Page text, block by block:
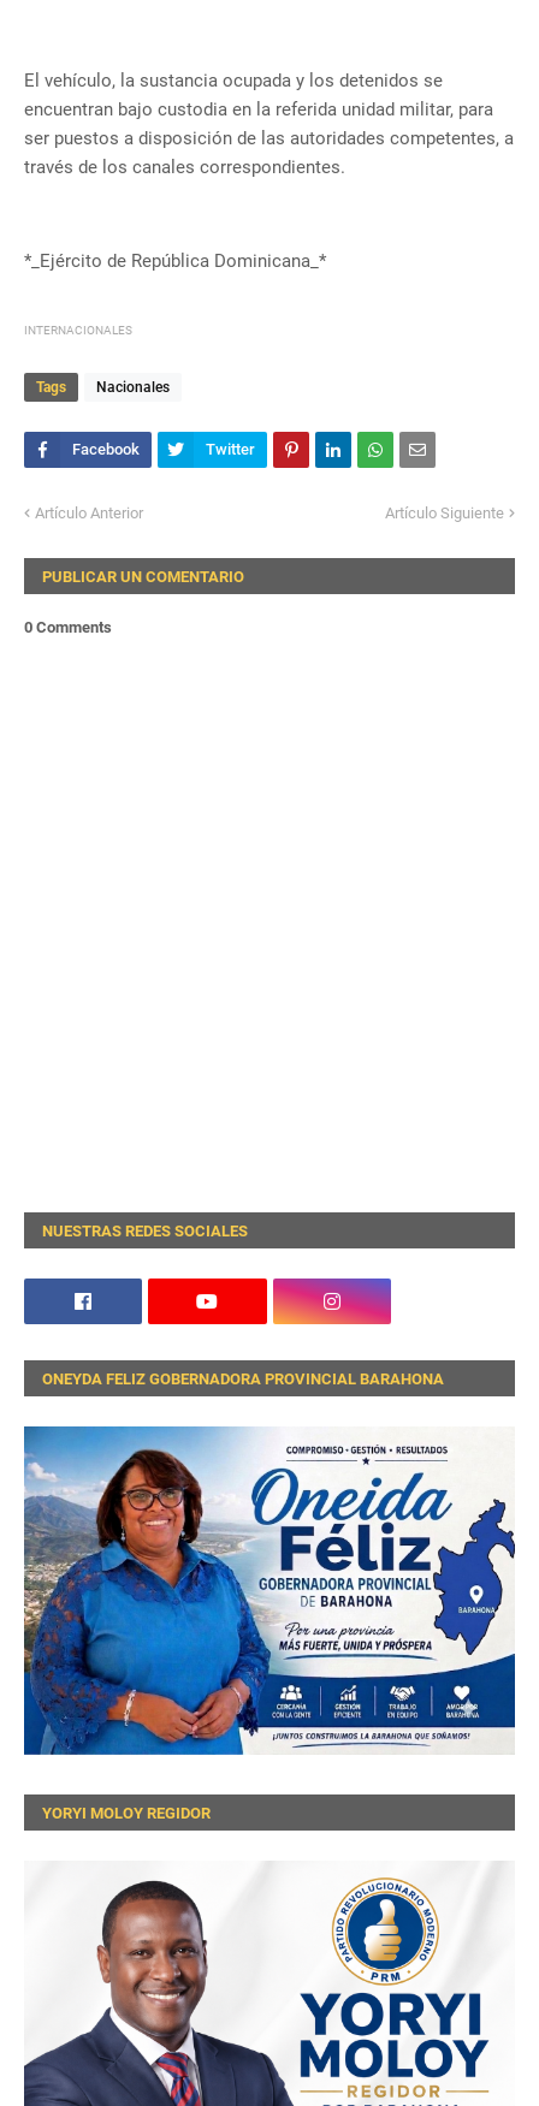
El vehículo, la sustancia ocupada y los detenidos se
encuentran bajo custodia en la referida unidad militar, para
ser puestos a disposición de las autoridades competentes, a
través de los canales correspondientes.
*_Ejército de República Dominicana_*
INTERNACIONALES
Tags Nacionales
Artículo Anterior Artículo Siguiente
PUBLICAR UN COMENTARIO
0 Comments
NUESTRAS REDES SOCIALES
ONEYDA FELIZ GOBERNADORA PROVINCIAL BARAHONA
YORYI MOLOY REGIDOR